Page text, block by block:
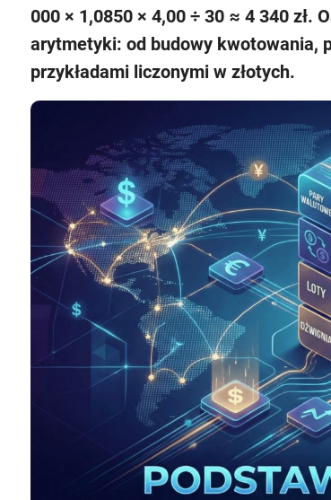
000 × 1,0850 × 4,00 ÷ 30 ≈ 4 340 zł.
arytmetyki: od budowy kwotowania,
przykładami liczonymi w złotych.